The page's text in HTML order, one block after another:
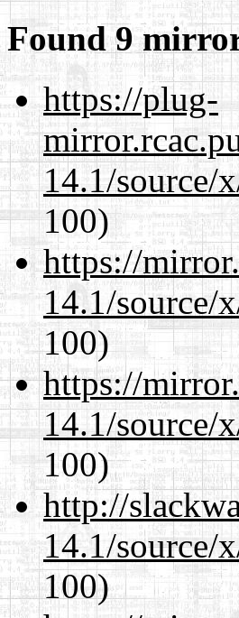
Found 9
https://plug-
14.1/source/
100)
https://
14.1/source/
100)
https://
14.1/source/
100)
http://
14.1/source/
100)